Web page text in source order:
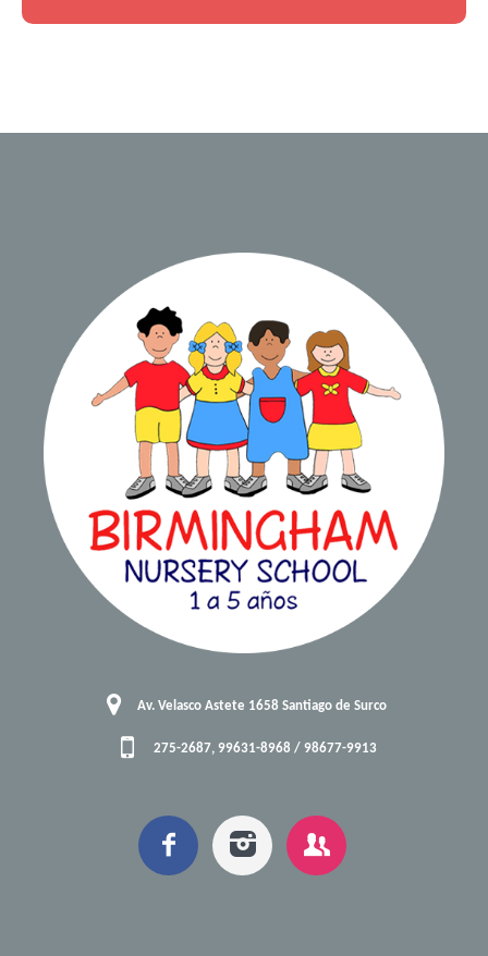
Av. Velasco Astete 1658 Santiago de Surco
275-2687, 99631-8968 / 98677-9913